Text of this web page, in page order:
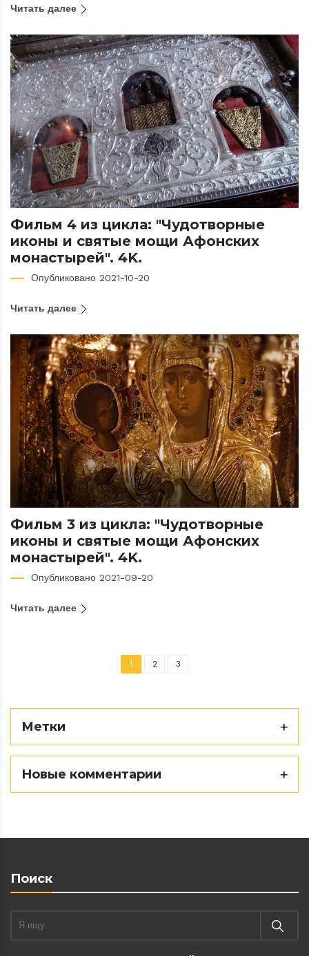
Читать далее
Фильм 4 из цикла: "Чудотворные
иконы и святые мощи Афонских
монастырей". 4K.
Опубликовано 2021-10-20
Читать далее
Фильм 3 из цикла: "Чудотворные
иконы и святые мощи Афонских
монастырей". 4K.
Опубликовано 2021-09-20
Читать далее
1 2 3
Метки
Новые комментарии
Поиск